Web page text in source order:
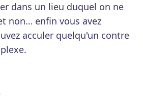
dans un lieu duquel on ne
non… enfin vous avez
acculer quelqu'un contre